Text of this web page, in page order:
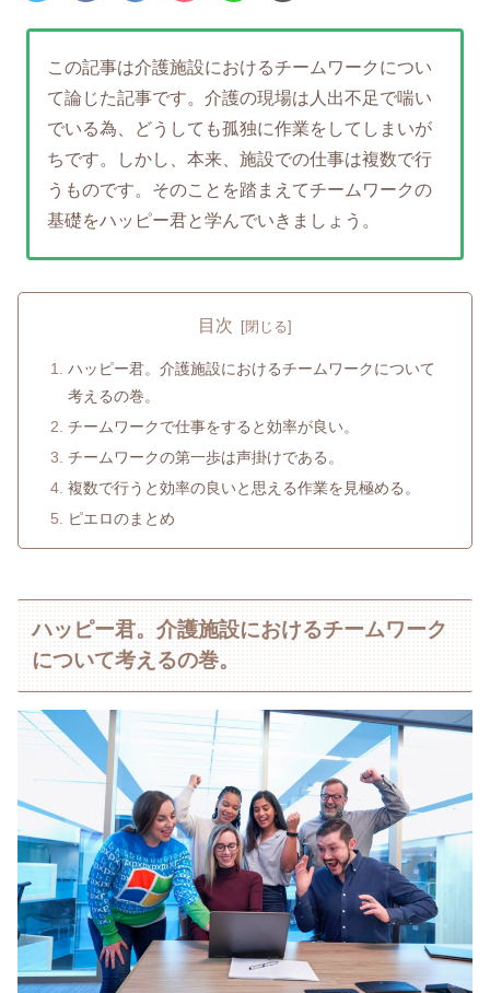
この記事は介護施設におけるチームワークについ
て論じた記事です。介護の現場は人出不足で喘い
でいる為、どうしても孤独に作業をしてしまいが
ちです。しかし、本来、施設での仕事は複数で行
うものです。そのことを踏まえてチームワークの
基礎をハッピー君と学んでいきましょう。
目次
ハッピー君。介護施設におけるチームワークについて
考えるの巻。
チームワークで仕事をすると効率が良い。
チームワークの第一歩は声掛けである。
複数で行うと効率の良いと思える作業を見極める。
ピエロのまとめ
ハッピー君。介護施設におけるチームワーク
について考えるの巻。